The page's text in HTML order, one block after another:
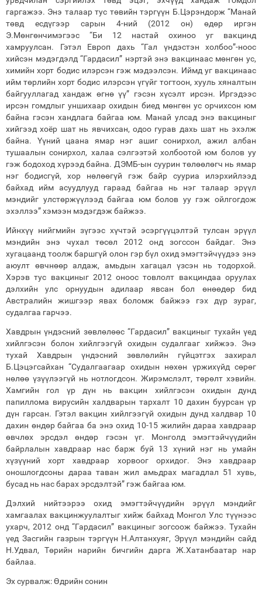
гаргажээ. Энэ талаар тус төвийн тэргүүн Б.Цэрэндорж “Манай
төвд есдүгээр сарын 4-ний (2012 он) өдөр иргэн
Э.Мөнгөнчимэгээс “Би 12 настай охиноо уг вакцинд
хамруулсан. Гэтэл Европ дахь “Гал үндэстэн холбоо”-ноос
хийсэн мэдэгдэлд “Гардасил” нэртэй энэ вакцинаас мөнгөн ус,
химийн хорт бодис илэрсэн гэж мэдээлсэн. Иймд уг вакцинаас
ийм төрлийн хорт бодис илэрсэн үгүйг тогтоон, хууль хяналтын
байгууллагад хандаж өгнө үү” гэсэн хүсэлт ирсэн. Иргэдээс
ирсэн гомдлыг уншихаар охидын биед мөнгөн ус орчихсон юм
байна гэсэн хандлага байгаа юм. Манай улсад энэ вакциныг
хийгээд хоёр шат нь явчихсан, одоо гурав дахь шат нь эхэлж
байна. Үүний цаана ямар нэг ашиг сонирхол, ажил албан
тушаалын сонирхол, халаа сэлгээтэй холбоотой юм болов уу
гэж бодоход хүрээд байна. ДЭМБ-ын суурин төлөөлөгч нь ямар
нэг бодисгүй, хор нөлөөгүй гэж байр сууриа илэрхийлээд
байхад ийм асуудлууд гараад байгаа нь нэг талаар эрүүл
мэндийг улстөржүүлээд байгаа юм болов уу гэж ойлгогдож
эхэллээ” хэмээн мэдэгдэж байжээ.
Ийнхүү нийгмийн зүгээс хүчтэй эсэргүүцэлтэй тулсан эрүүл
мэндийн энэ чухал төсөл 2012 онд зогссон байдаг. Энэ
хугацаанд тоолж баршгүй олон гэр бүл охид эмэгтэйчүүдээ энэ
аюулт өвчнөөр алдаж, амьдын хагацал үзсэн нь тодорхой.
Хэрэв тус вакциныг 2012 оноос товлолт вакциндаа оруулах
дэлхийн улс орнуудын адилаар явсан бол өнөөдөр бид
Австралийн жишгээр явах боломж байжээ гэх дүр зураг,
судалгаа гарчээ.
Хавдрын үндэсний зөвлөлөөс “Гардасил” вакциныг тухайн үед
хийлгэсэн болон хийлгээгүй охидын судалгааг хийжээ. Энэ
тухай Хавдрын үндэсний зөвлөлийн гүйцэтгэх захирал
Б.Цэцэгсайхан “Судалгаагаар охидын нөхөн үржихүйд сөрөг
нөлөө үзүүлээгүй нь нотлогдсон. Жирэмслэлт, төрөлт хэвийн.
Хамгийн гол үр дүн нь вакцин хийлгэсэн охидын дунд
папиллома вирусийн халдварын тархалт 10 дахин буурсан үр
дүн гарсан. Гэтэл вакцин хийлгээгүй охидын дунд халдвар 10
дахин өндөр байгаа ба энэ охид 10-15 жилийн дараа хавдраар
өвчлөх эрсдэл өндөр гэсэн үг. Монголд эмэгтэйчүүдийн
байрлалын хавдраар нас барж буй 13 хүний нэг нь умайн
хүзүүний хорт хавдраар хорвоог орхидог. Энэ хавдраар
оношлогдсоны дараа таван жил амьдрах магадлал 51 хувь,
бусад нь нас барах эрсдэлтэй” гэж байгаа юм.
Дэлхий нийтээрээ охид эмэгтэйчүүдийн эрүүл мэндийг
хамгаалах вакцинжуулалтыг хийж байхад Монгол Улс түүнээс
ухарч, 2012 онд “Гардасил” вакциныг зогсоож байжээ. Тухайн
үед Засгийн газрын тэргүүн Н.Алтанхуяг, Эрүүл мэндийн сайд
Н.Удвал, Төрийн нарийн бичгийн дарга Ж.Хатанбаатар нар
байлаа.
Эх сурвалж: Өдрийн сонин